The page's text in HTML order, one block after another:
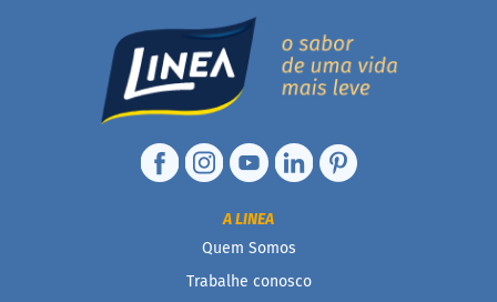
A LINEA
Quem Somos
Trabalhe conosco